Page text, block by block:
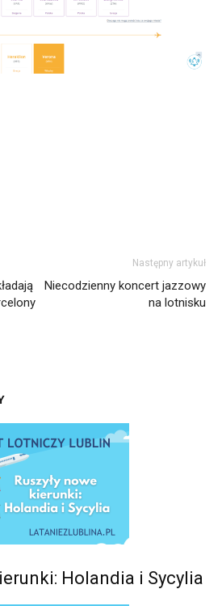
Następny artykuł
Niecodzienny koncert jazzowy
na lotnisku
Holandia i Sycylia